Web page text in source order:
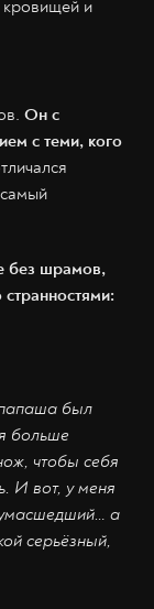
кровищей и
Он с
с теми, кого
без шрамов,
был
больше
чтобы себя
И вот, у меня
а
серьёзный,